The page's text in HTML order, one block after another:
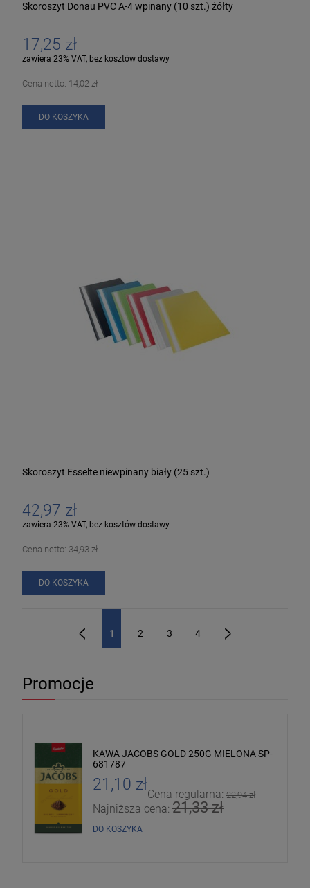
Skoroszyt Donau PVC A-4 wpinany (10 szt.) żółty
17,25 zł
zawiera 23% VAT, bez kosztów dostawy
Cena netto: 14,02 zł
DO KOSZYKA
Skoroszyt Esselte niewpinany biały (25 szt.)
42,97 zł
zawiera 23% VAT, bez kosztów dostawy
Cena netto: 34,93 zł
DO KOSZYKA
1 2 3 4
Promocje
KAWA JACOBS GOLD 250G MIELONA SP-
681787
21,10 zł
Cena regularna: 22,94 zł
Najniższa cena: 21,33 zł
DO KOSZYKA